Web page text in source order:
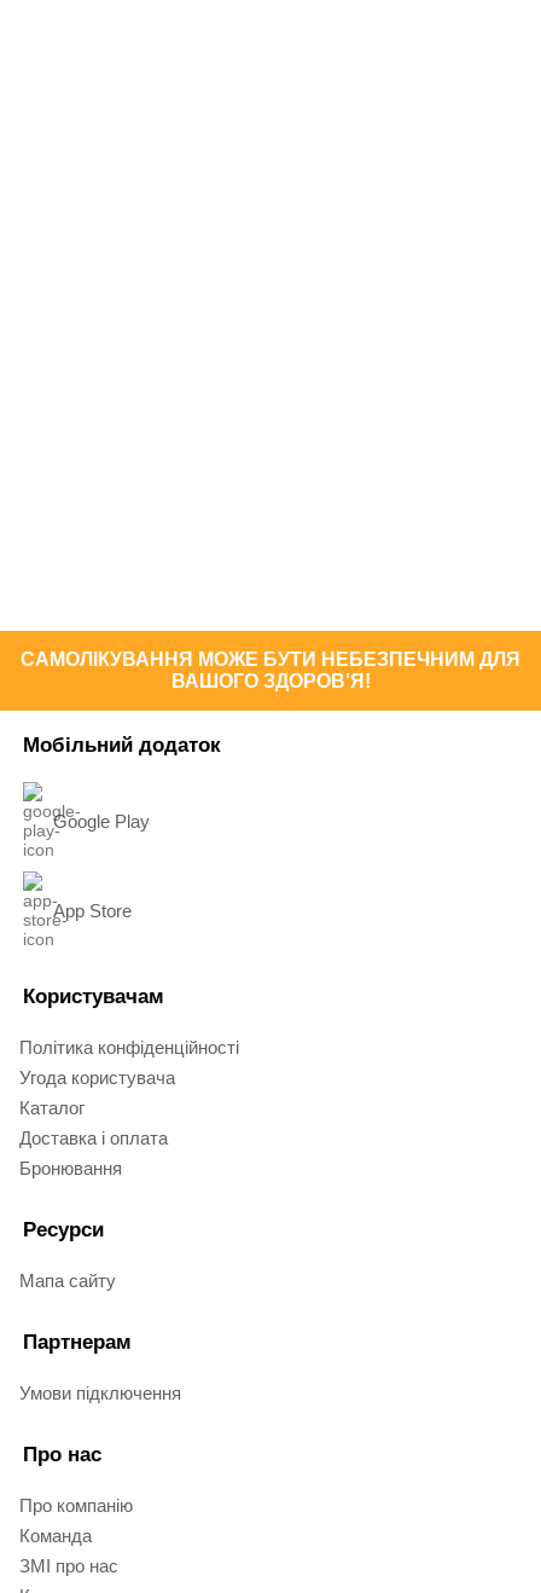
САМОЛІКУВАННЯ МОЖЕ БУТИ НЕБЕЗПЕЧНИМ ДЛЯ
ВАШОГО ЗДОРОВ'Я!
Мобільний додаток
Google Play
App Store
Користувачам
Політика конфіденційності
Угода користувача
Каталог
Доставка і оплата
Бронювання
Ресурси
Мапа сайту
Партнерам
Умови підключення
Про нас
Про компанію
Команда
ЗМІ про нас